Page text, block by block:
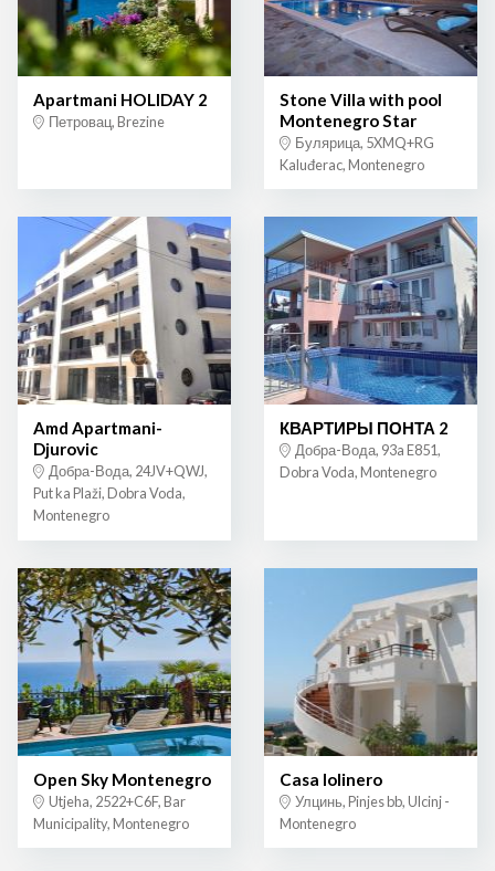
Apartmani HOLIDAY 2
Петровац, Brezine
Stone Villa with pool
Montenegro Star
Булярица, 5XMQ+RG
Kaluđerac, Montenegro
Amd Apartmani-
Djurovic
Добра-Вода, 24JV+QWJ,
Put ka Plaži, Dobra Voda,
Montenegro
КВАРТИРЫ ПОНТА 2
Добра-Вода, 93a E851,
Dobra Voda, Montenegro
Open Sky Montenegro
Utjeha, 2522+C6F, Bar
Municipality, Montenegro
Casa lolinero
Улцинь, Pinjes bb, Ulcinj -
Montenegro